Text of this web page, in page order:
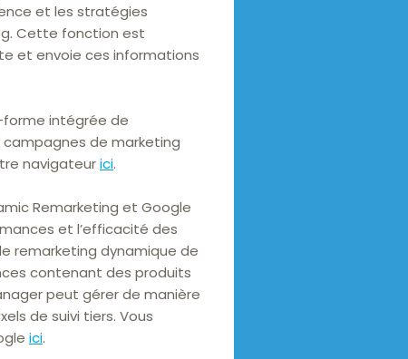
et les stratégies
Cette fonction est
et envoie ces informations
forme intégrée de
de marketing
navigateurici.
Remarketing et Google
et l’efficacité des
remarketing dynamique de
contenant des produits
peut gérer de manière
de suivi tiers. Vous
ici.